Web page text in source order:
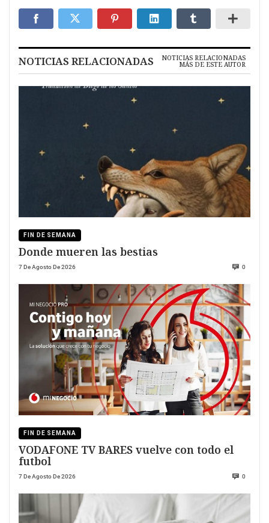
NOTICIAS RELACIONADAS NOTICIAS RELACIONADAS
MÁS DE ESTE AUTOR
FIN DE SEMANA
Donde mueren las bestias
7 De Agosto De 2026 0
FIN DE SEMANA
VODAFONE TV BARES vuelve con todo el
futbol
7 De Agosto De 2026 0